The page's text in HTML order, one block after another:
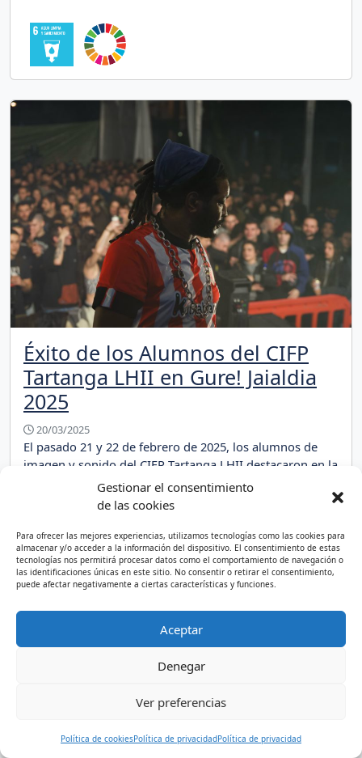
Gestionar el consentimiento
de las cookies
Para ofrecer las mejores experiencias, utilizamos tecnologías como las cookies para
almacenar y/o acceder a la información del dispositivo. El consentimiento de estas
tecnologías nos permitirá procesar datos como el comportamiento de navegación o
las identificaciones únicas en este sitio. No consentir o retirar el consentimiento,
puede afectar negativamente a ciertas características y funciones.
Aceptar
Denegar
Ver preferencias
Política de cookiesPolítica de privacidadPolítica de privacidad
Éxito de los Alumnos del CIFP
Tartanga LHII en Gure! Jaialdia
2025
20/03/2025
El pasado 21 y 22 de febrero de 2025, los alumnos de
imagen y sonido del CIFP Tartanga LHII destacaron en la
organización de Gure! Jaialdia en Erandio. Este festival
cultural, que incluyó conciertos, teatro y actividades
y dedicación de los estudiantes del ciclo de […]
Lea más »